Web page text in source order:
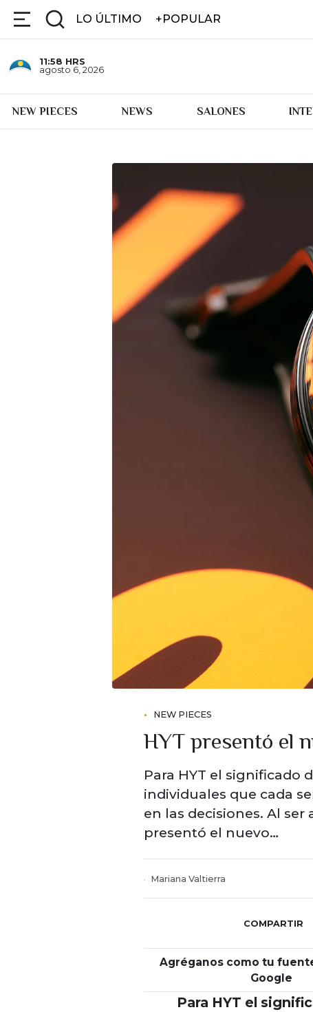
LO ÚLTIMO +POPULAR
11:58 HRS
agosto 6, 2026
NEW PIECES NEWS SALONES
NEW PIECES
HYT presentó el
Para HYT el significado
individuales que cada
en las decisiones. Al
presentó el nuevo…
Mariana Valtierra
COMPARTIR
Agréganos como tu
Google
Para HYT el